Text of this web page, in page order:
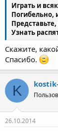
Играть и
Погибельно,
Узнать
Скажите,
Спасибо.
K
26.10.2014